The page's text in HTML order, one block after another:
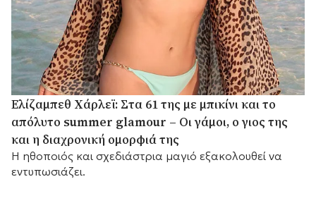
Ελίζαμπεθ Χάρλεϊ: Στα 61 της με μπικίνι και το
απόλυτο summer glamour – Οι γάμοι, ο γιος της
και η διαχρονική ομορφιά της
Η ηθοποιός και σχεδιάστρια μαγιό εξακολουθεί να
εντυπωσιάζει.